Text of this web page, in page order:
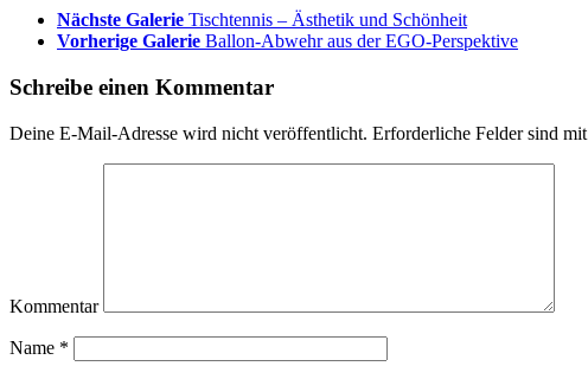
Nächste Galerie Tischtennis – Ästhetik und Schönheit
Vorherige Galerie Ballon-Abwehr aus der EGO-Perspektive
Schreibe einen Kommentar
Deine E-Mail-Adresse wird nicht veröffentlicht. Erforderliche Felder sind mit
Kommentar
Name *